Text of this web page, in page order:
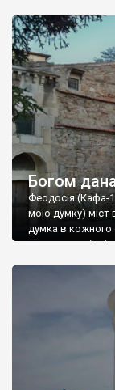
Богом
Феодосія (Кафа-
мою думку) міст
думка в кожного
запрошую